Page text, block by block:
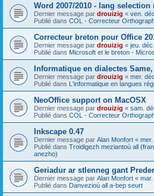
Word 2007/2010 - lang
Dernier message par drouizig « ven.
Publié dans COL - Correcteur
Correcteur breton pour Office
Dernier message par drouizig « jeu.
Publié dans Microsoft et le breton -
Informatique en dialectes
Dernier message par drouizig « mer.
Publié dans L'informatique en langues
NeoOffice support on MacOSX
Dernier message par drouizig « sam.
Publié dans COL - Correcteur
Inkscape 0.47
Dernier message par Alan Monfort «
Publié dans Troidigezh meziantoù all
anezho)
Geriadur ar stlenneg gant
Dernier message par Alan Monfort «
Publié dans Danvezioù all a-bep seurt